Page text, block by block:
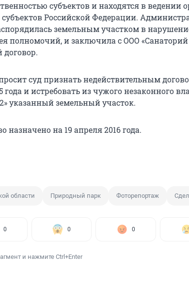
субъектов и находятся в ведении
субъектов Российской Федерации.
земельным участком в
полномочий, и заключила с ООО «Санаторий
договор.
суд признать недействительным
года и истребовать из чужого незаконного
указанный земельный участок.
назначено на 19 апреля 2016 года.
области Природный парк Фоторепортаж
0 0 0
и нажмите Ctrl+Enter